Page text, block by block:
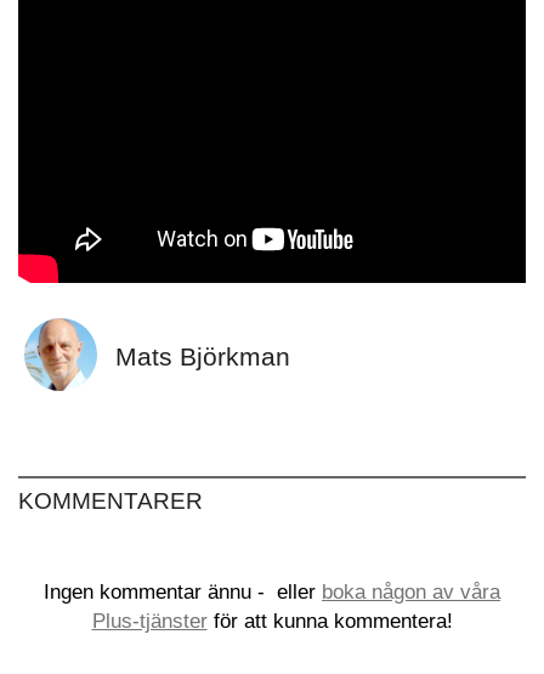
Mats Björkman
KOMMENTARER
Ingen kommentar ännu - eller boka någon av våra
Plus-tjänsterför att kunna kommentera!